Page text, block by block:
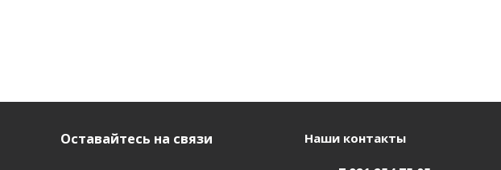
Оставайтесь на связи Наши контакты